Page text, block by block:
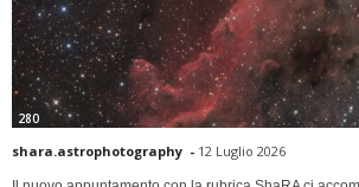
280
shara.astrophotography - 12 Luglio 2026